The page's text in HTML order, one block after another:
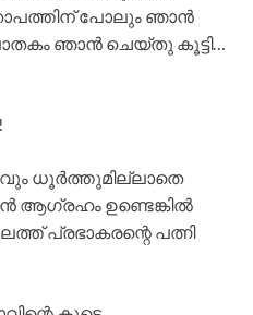
പോലും ഞാൻ
ഞാൻ ചെയ്തു കൂട്ടി…
ധൂർത്തുമില്ലാതെ
ആഗ്രഹം ഉണ്ടെങ്കിൽ
പ്രഭാകരന്റെ പത്നി